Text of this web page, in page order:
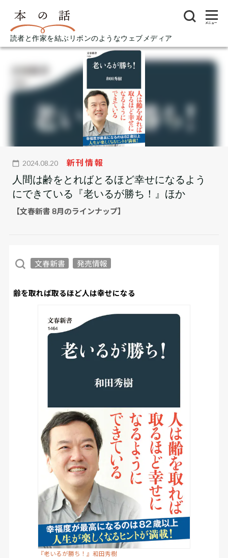
読者と作家を結ぶリボンのようなウェブメディア
メニュー
2024.08.20 新刊情報
人間は齢をとればとるほど幸せになるよう
にできている『老いるが勝ち！』ほか
【文春新書 8月のラインナップ】
文春新書 発売情報
齢を取れば取るほど人は幸せになる
『老いるが勝ち！』和田秀樹